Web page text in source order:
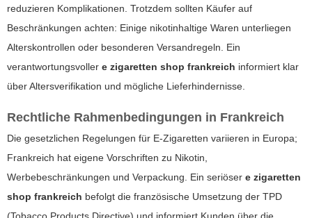
reduzieren Komplikationen. Trotzdem sollten Käufer auf
Beschränkungen achten: Einige nikotinhaltige Waren unterliegen
Alterskontrollen oder besonderen Versandregeln. Ein
verantwortungsvoller e zigaretten shop frankreich informiert klar
über Altersverifikation und mögliche Lieferhindernisse.
Rechtliche Rahmenbedingungen in Frankreich
Die gesetzlichen Regelungen für E-Zigaretten variieren in Europa;
Frankreich hat eigene Vorschriften zu Nikotin,
Werbebeschränkungen und Verpackung. Ein seriöser e zigaretten
shop frankreich befolgt die französische Umsetzung der TPD